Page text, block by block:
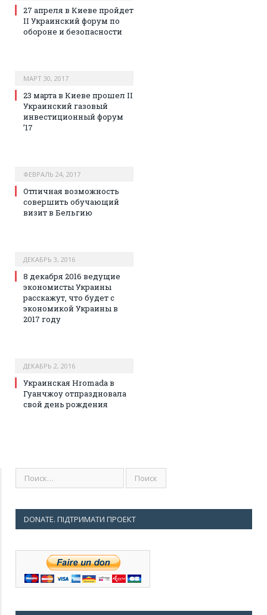
27 апреля в Киеве пройдет
II Украинский форум по
обороне и безопасности
МАРТ 30, 2017
23 марта в Киеве прошел II
Украинский газовый
инвестиционный форум
’17
ФЕВРАЛЬ 24, 2017
Отличная возможность
совершить обучающий
визит в Бельгию
ДЕКАБРЬ 3, 2016
8 декабря 2016 ведущие
экономисты Украины
расскажут, что будет с
экономикой Украины в
2017 году
ДЕКАБРЬ 2, 2016
Украинская Hromada в
Гуанчжоу отпраздновала
свой день рождения
DONATE. ПІДТРИМАТИ ПРОЕКТ